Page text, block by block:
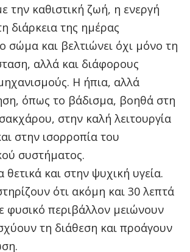
την καθιστική ζωή, η ενεργή
διάρκεια της ημέρας
σώμα και βελτιώνει όχι μόνο τη
αλλά και διάφορους
Η ήπια, αλλά
όπως το βάδισμα, βοηθά στη
στην καλή λειτουργία
στην ισορροπία του
συστήματος.
θετικά και στην ψυχική υγεία.
ότι ακόμη και 30 λεπτά
φυσικό περιβάλλον μειώνουν
τη διάθεση και προάγουν